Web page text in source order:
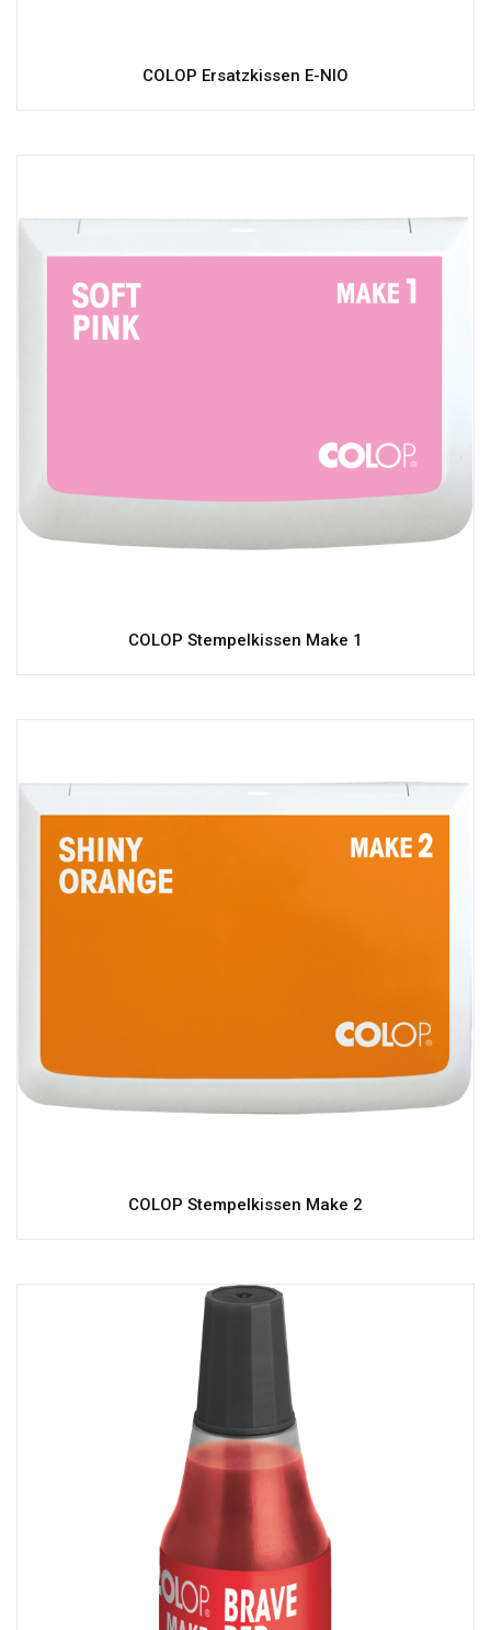
COLOP Ersatzkissen E-NIO
COLOP Stempelkissen Make 1
COLOP Stempelkissen Make 2